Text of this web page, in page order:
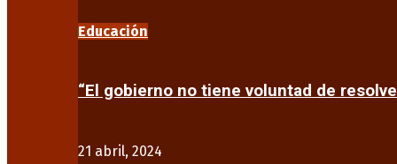
Educación
“El gobierno no tiene voluntad de
21 abril, 2024